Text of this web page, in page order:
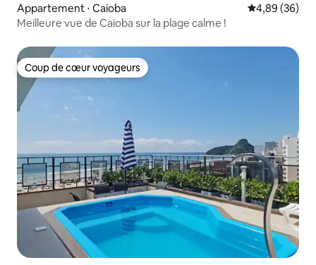
Appartement ⋅ Caioba Évaluation
4,89 (36)
Meilleure vue de Caioba sur la plage calme !
Coup de cœur voyageurs
Coup de cœur voyageurs